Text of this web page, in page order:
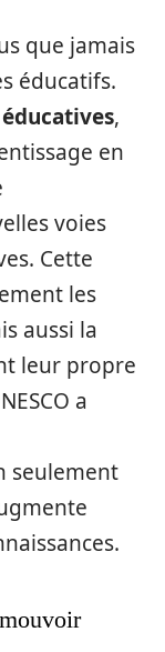
que jamais
éducatifs.
,
en
voies
Cette
les
aussi la
leur propre
a
seulement